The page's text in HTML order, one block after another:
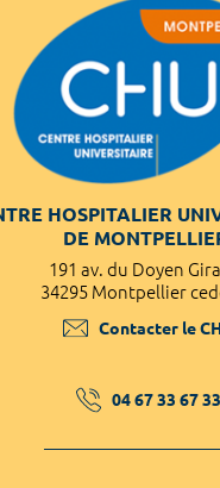
HOSPITALIER
DE
191 av. du Doyen
34295 Montpellier
Contacter le
04 67 33 67 33